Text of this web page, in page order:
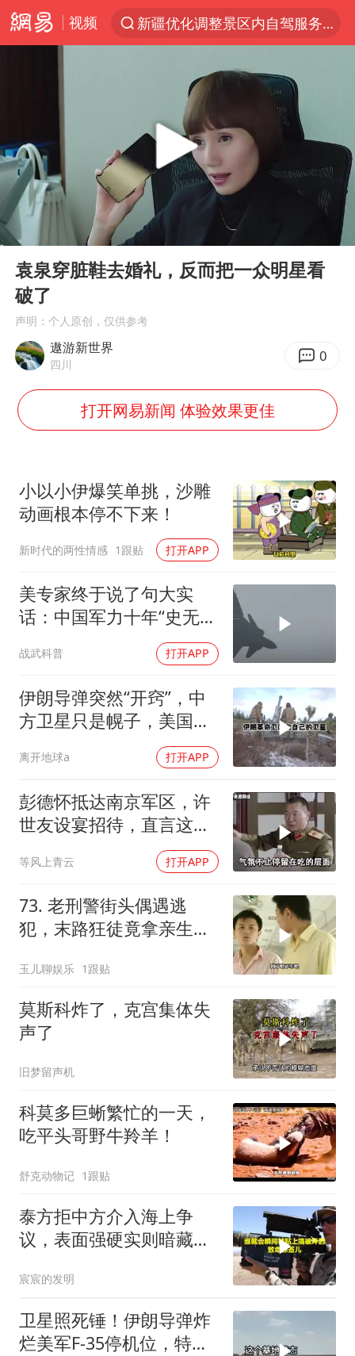
视频
新疆优化调整景区内自驾服务费
浙江上海等地有大雨或暴雨
《欢迎来龙餐馆》口碑
西湖突现狂风暴雨 游客瞬间被浇透
香港正式允许“拒绝抢救”
情侣在平潭拍日出时坠崖致一死一伤
白海豚将正面袭击贯穿浙江
视频丨中国东方电气集团原党组副书记、董事宋致远被查
直击东北超：哈尔滨vs通辽
专家：出口是当前资产定价的宏观条件
几元成本的AI广告导致千万市值蒸发
浙江台州《告全体市民书》
酒店回应车内过夜被收150元
乐享全民健身 共筑健康中国
Play
00:00
袁泉穿脏鞋去婚礼，反而把一众明星看
破了
声明：个人原创，仅供参考
遨游新世界
四川 0
打开网易新闻 体验效果更佳
小以小伊爆笑单挑，沙雕
动画根本停不下来！
新时代的两性情感 1跟贴 打开APP
美专家终于说了句大实
话：中国军力十年“史无前
例”狂飙，美国这次真坐不
住了
战武科普 打开APP
伊朗导弹突然“开窍”，中
方卫星只是幌子，美国真
离开地球a 打开APP
彭德怀抵达南京军区，许
世友设宴招待，直言这是
等风上青云 打开APP
73. 老刑警街头偶遇逃
犯，末路狂徒竟拿亲生儿
玉儿聊娱乐 1跟贴
莫斯科炸了，克宫集体失
声了
旧梦留声机
科莫多巨蜥繁忙的一天，
吃平头哥野牛羚羊！
舒克动物记 1跟贴
泰方拒中方介入海上争
议，表面强硬实则暗藏玄
宸宸的发明
卫星照死锤！伊朗导弹炸
烂美军F-35停机位，特朗